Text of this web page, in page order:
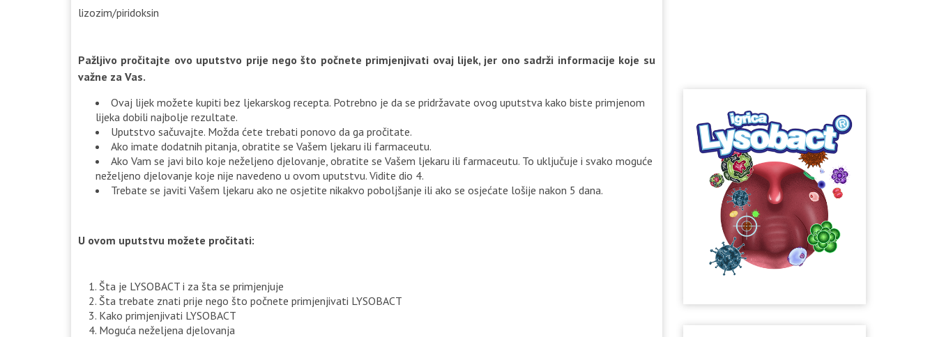
lizozim/piridoksin
Pažljivo pročitajte ovo uputstvo prije nego što počnete primjenjivati ovaj lijek, jer ono sadrži informacije koje su
važne za Vas.
Ovaj lijek možete kupiti bez ljekarskog recepta. Potrebno je da se pridržavate ovog uputstva kako biste primjenom
lijeka dobili najbolje rezultate.
Uputstvo sačuvajte. Možda ćete trebati ponovo da ga pročitate.
Ako imate dodatnih pitanja, obratite se Vašem ljekaru ili farmaceutu.
Ako Vam se javi bilo koje neželjeno djelovanje, obratite se Vašem ljekaru ili farmaceutu. To uključuje i svako moguće
neželjeno djelovanje koje nije navedeno u ovom uputstvu. Vidite dio 4.
Trebate se javiti Vašem ljekaru ako ne osjetite nikakvo poboljšanje ili ako se osjećate lošije nakon 5 dana.
U ovom uputstvu možete pročitati:
Šta je LYSOBACT i za šta se primjenjuje
Šta trebate znati prije nego što počnete primjenjivati LYSOBACT
Kako primjenjivati LYSOBACT
Moguća neželjena djelovanja